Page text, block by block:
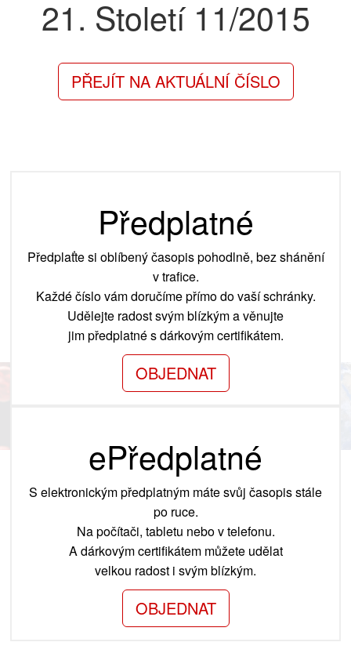
21. Století 11/2015
PŘEJÍT NA AKTUÁLNÍ ČÍSLO
Předplatné
Předplaťte si oblíbený časopis pohodlně, bez shánění
v trafice.
Každé číslo vám doručíme přímo do vaší schránky.
Udělejte radost svým blízkým a věnujte
jim předplatné s dárkovým certifikátem.
OBJEDNAT
ePředplatné
S elektronickým předplatným máte svůj časopis stále
po ruce.
Na počítači, tabletu nebo v telefonu.
A dárkovým certifikátem můžete udělat
velkou radost i svým blízkým.
OBJEDNAT